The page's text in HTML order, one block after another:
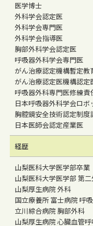
医学博士
外科学会認定医
外科学会専門医
外科学会指導医
胸部外科学会認定医
呼吸器外科学会専門医
がん治療認定機構暫定教
がん治療認定医機構認定
呼吸器外科専門医修練責
日本呼吸器外科学会ロ
胸腔鏡安全技術認定制度
日本医師会認定産業医
経歴
山梨医科大学医学部卒業
山梨医科大学医学部 第
山梨厚生病院 外科
国立療養所 富士病院 呼
立川綜合病院 胸部外科
山梨厚生病院 心臓血管